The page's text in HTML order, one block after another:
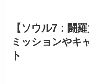
【ソウル7：闘
ミッションやキ
ト